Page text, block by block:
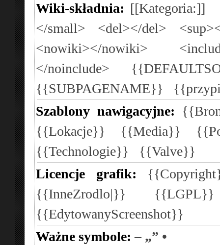
Wiki-składnia: [[Kategoria:]]
</small>
<del></del>
<nowiki></nowiki>
</noinclude>
{{SUBPAGENAME}}
Szablony nawigacyjne:
{{Lokacje}}
{{Media}}
{{Technologie}}
{{Valve}}
Licencje grafik:
{{InneZrodlo|}}
{{EdytowanyScreenshot}}
Ważne symbole:– „” •